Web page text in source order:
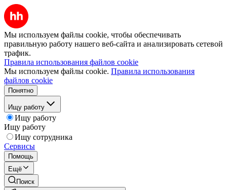
Мы используем файлы cookie, чтобы обеспечивать
правильную работу нашего веб-сайта и анализировать сетевой
трафик.
Правила использования файлов cookie
Мы используем файлы cookie. Правила использования
файлов cookie
Понятно
Ищу работу
Ищу работу
Ищу работу
Ищу сотрудника
Сервисы
Помощь
Ещё
Поиск